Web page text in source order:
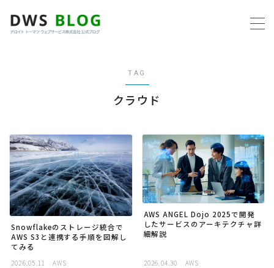
プログラミング
ビジネス
リモートワーク
社内制度
TAG
クラウド
Snowflakeのストレージ統合で
AWS S3と連携する手順を図解し
てみる
2026.05.11 AWS
AWS ANGEL Dojo 2025で開発
したサービスのアーキテクチャ詳
細解説
2026.04.30 AWS